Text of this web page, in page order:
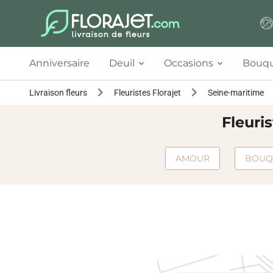
Anniversaire Deuil Occasions
Livraison fleurs Fleuristes Florajet Seine-maritime
AMOUR